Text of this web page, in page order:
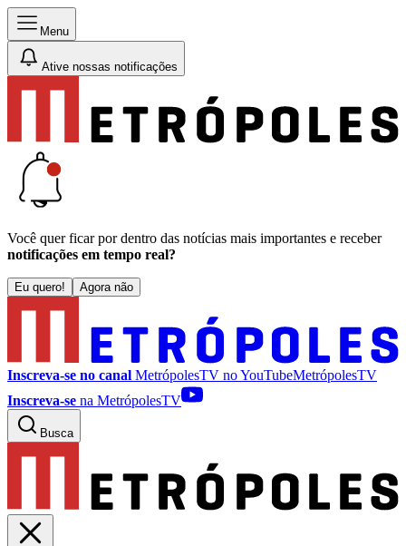
Menu
Ative nossas notificações
Você quer ficar por dentro das notícias mais importantes e receber
notificações em tempo real?
Eu quero! Agora não
Inscreva-se no canal MetrópolesTV noYouTubeMetrópolesTV
Inscreva-se na MetrópolesTV
Busca